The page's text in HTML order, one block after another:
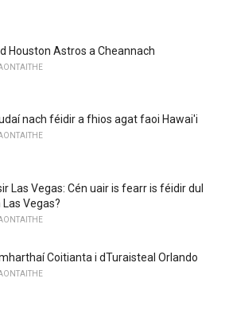
Houston Astros a Cheannach
nach féidir a fhios agat faoi Hawai'i
Las Vegas: Cén uair is fearr is féidir dul
Las Vegas?
Coitianta i dTuraisteal Orlando